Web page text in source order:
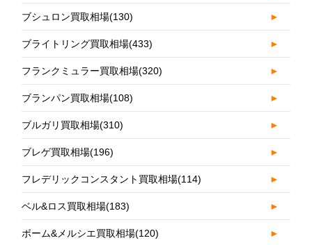
ブシュロン買取相場(130) ►
ブライトリング買取相場(433) ►
フランクミュラー買取相場(320) ►
ブランパン買取相場(108) ►
ブルガリ買取相場(310) ►
ブレゲ買取相場(196) ►
フレデリックコンスタント買取相場(114) ►
ベル&ロス買取相場(183) ►
ボーム&メルシエ買取相場(120) ►